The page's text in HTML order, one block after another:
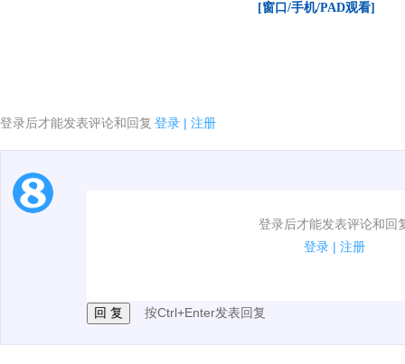
[窗口/手机/PAD观看]
登录后才能发表评论和回复 登录 | 注册
登录后才能发表评论和回
登录 | 注册
1.电脑端新用户可以发表评论了！
按Ctrl+Enter发表回复